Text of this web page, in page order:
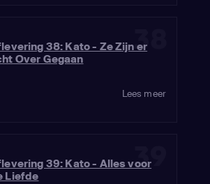
38
38: Kato - Ze Zijn er
Over Gegaan
Lees meer
39
39: Kato - Alles voor
Liefde